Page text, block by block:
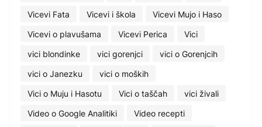
Vicevi Fata
Vicevi i škola
Vicevi Mujo i Haso
Vicevi o plavušama
Vicevi Perica
Vici
vici blondinke
vici gorenjci
vici o Gorenjcih
vici o Janezku
vici o moških
Vici o Muju i Hasotu
Vici o taščah
vici živali
Video o Google Analitiki
Video recepti